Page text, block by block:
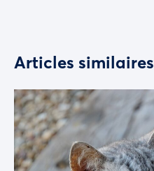
Articles similaires